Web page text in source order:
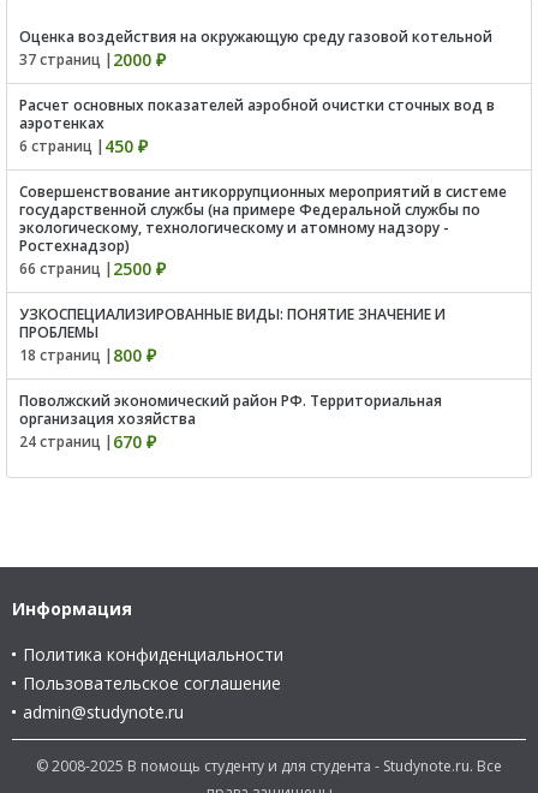
Оценка воздействия на окружающую среду газовой котельной
37 страниц | 2000 ₽
Расчет основных показателей аэробной очистки сточных вод в
аэротенках
6 страниц | 450 ₽
Совершенствование антикоррупционных мероприятий в системе
государственной службы (на примере Федеральной службы по
экологическому, технологическому и атомному надзору -
Ростехнадзор)
66 страниц | 2500 ₽
УЗКОСПЕЦИАЛИЗИРОВАННЫЕ ВИДЫ: ПОНЯТИЕ ЗНАЧЕНИЕ И
ПРОБЛЕМЫ
18 страниц | 800 ₽
Поволжский экономический район РФ. Территориальная
организация хозяйства
24 страниц | 670 ₽
Информация
Политика конфиденциальности
Пользовательское соглашение
admin@studynote.ru
© 2008-2025 В помощь студенту и для студента - Studynote.ru. Все